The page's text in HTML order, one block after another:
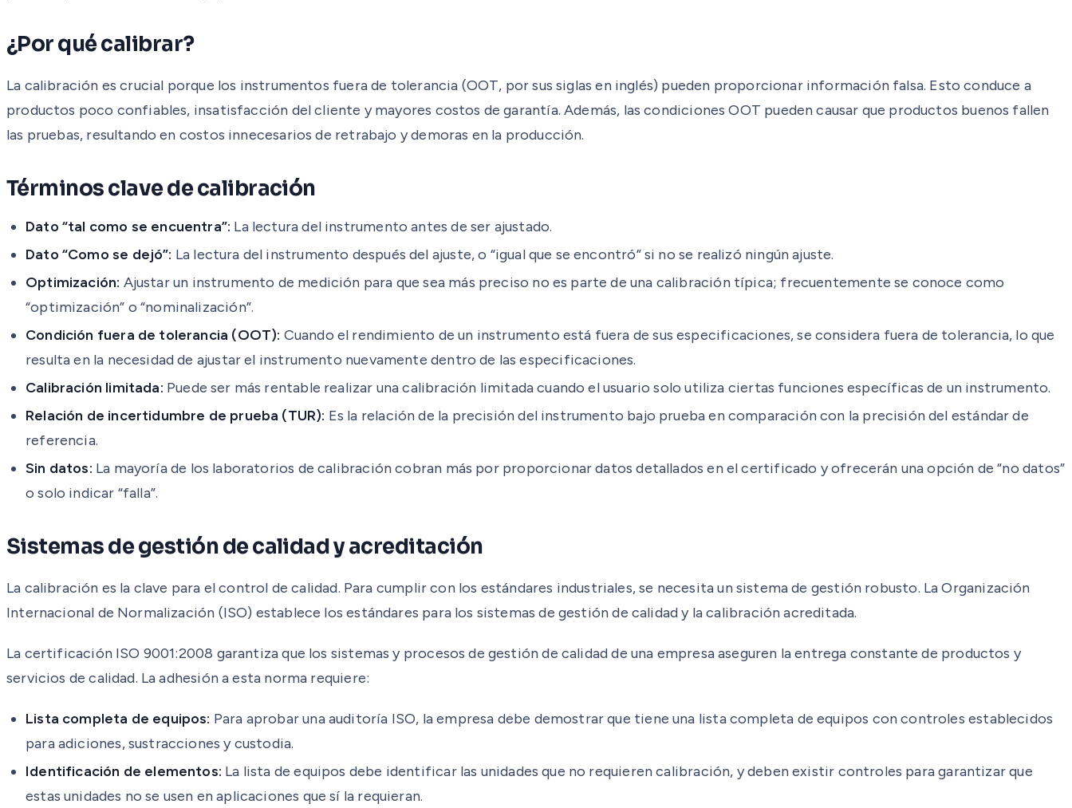
¿Por qué calibrar?
La calibración es crucial porque los instrumentos fuera de tolerancia (OOT, por sus siglas en inglés) pueden proporcionar información falsa. Esto conduce a
productos poco confiables, insatisfacción del cliente y mayores costos de garantía. Además, las condiciones OOT pueden causar que productos buenos fallen
las pruebas, resultando en costos innecesarios de retrabajo y demoras en la producción.
Términos clave de calibración
Dato “tal como se encuentra”: La lectura del instrumento antes de ser ajustado.
Dato “Como se dejó”: La lectura del instrumento después del ajuste, o “igual que se encontró” si no se realizó ningún ajuste.
Optimización: Ajustar un instrumento de medición para que sea más preciso no es parte de una calibración típica; frecuentemente se conoce como
“optimización” o “nominalización”.
Condición fuera de tolerancia (OOT): Cuando el rendimiento de un instrumento está fuera de sus especificaciones, se considera fuera de tolerancia, lo que
resulta en la necesidad de ajustar el instrumento nuevamente dentro de las especificaciones.
Calibración limitada: Puede ser más rentable realizar una calibración limitada cuando el usuario solo utiliza ciertas funciones específicas de un instrumento.
Relación de incertidumbre de prueba (TUR): Es la relación de la precisión del instrumento bajo prueba en comparación con la precisión del estándar de
referencia.
Sin datos: La mayoría de los laboratorios de calibración cobran más por proporcionar datos detallados en el certificado y ofrecerán una opción de “no datos”
o solo indicar “falla”.
Sistemas de gestión de calidad y acreditación
La calibración es la clave para el control de calidad. Para cumplir con los estándares industriales, se necesita un sistema de gestión robusto. La Organización
Internacional de Normalización (ISO) establece los estándares para los sistemas de gestión de calidad y la calibración acreditada.
La certificación ISO 9001:2008 garantiza que los sistemas y procesos de gestión de calidad de una empresa aseguren la entrega constante de productos y
servicios de calidad. La adhesión a esta norma requiere:
Lista completa de equipos: Para aprobar una auditoría ISO, la empresa debe demostrar que tiene una lista completa de equipos con controles establecidos
para adiciones, sustracciones y custodia.
Identificación de elementos: La lista de equipos debe identificar las unidades que no requieren calibración, y deben existir controles para garantizar que
estas unidades no se usen en aplicaciones que sí la requieran.